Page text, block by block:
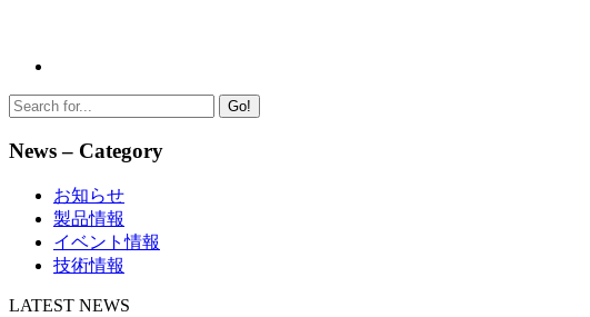
Go!
News – Category
お知らせ
製品情報
イベント情報
技術情報
LATEST NEWS